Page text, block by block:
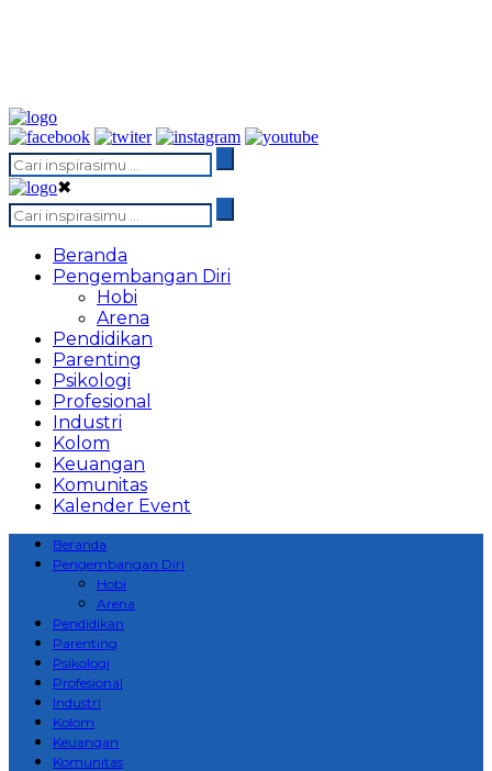
✖
Beranda
Pengembangan Diri
Hobi
Arena
Pendidikan
Parenting
Psikologi
Profesional
Industri
Kolom
Keuangan
Komunitas
Kalender Event
Beranda
Pengembangan Diri
Hobi
Arena
Pendidikan
Parenting
Psikologi
Profesional
Industri
Kolom
Keuangan
Komunitas